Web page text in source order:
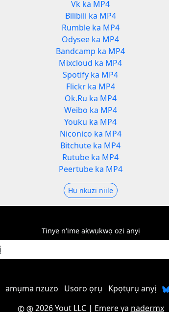
Vk ka MP4
Bilibili ka MP4
Rumble ka MP4
Odysee ka MP4
Bandcamp ka MP4
Mixcloud ka MP4
Spotify ka MP4
Flickr ka MP4
Ok.Ru ka MP4
Weibo ka MP4
Youku ka MP4
Niconico ka MP4
Bitchute ka MP4
Rutube ka MP4
Peertube ka MP4
Hụ nkuzi niile
Tinye n'ime akwụkwọ ozi anyị
amụma nzuzo Usoro ọrụ Kpọtụrụ anyị
2026 Yout LLC| Emere ya nadermx